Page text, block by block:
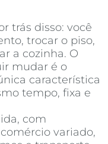
trás disso: você
trocar o piso,
a cozinha. O
mudar é o
característica
tempo, fixa e
com
variado,